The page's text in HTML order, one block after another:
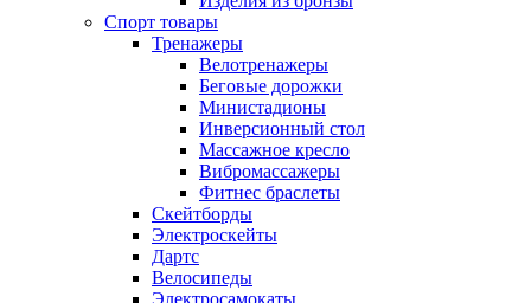
Спорт товары
Тренажеры
Велотренажеры
Беговые дорожки
Министадионы
Инверсионный стол
Массажное кресло
Вибромассажеры
Фитнес браслеты
Скейтборды
Электроскейты
Дартс
Велосипеды
Электросамокаты